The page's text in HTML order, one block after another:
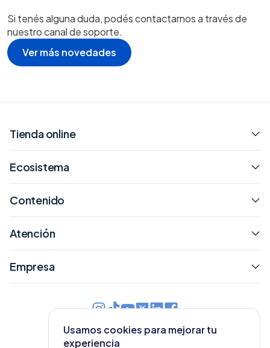
Si tenés alguna duda, podés contactarnos a través de
nuestro canal de soporte.
Ver más novedades
Usamos cookies para mejorar tu
experiencia
Tienda online
Ecosistema
Contenido
Atención
Empresa
Argentina